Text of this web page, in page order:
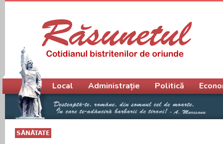
SĂNĂTATE
Meniu principal
Local Administrație Politică